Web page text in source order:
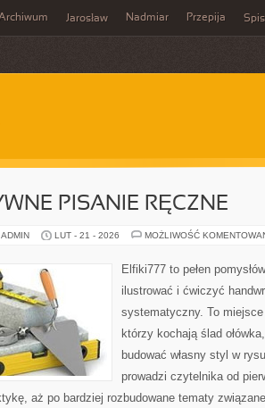
Jarosław Nadmiar Przepija
PISANIE RĘCZNE
LUT - 21 - 2026 MOŻLIWOŚĆ
Elfiki777 to pełen
ilustrować i ćwiczyć
systematyczny. To
którzy kochają ślad
budować własny styl w
prowadzi czytelnika od
aż po bardziej rozbudowane tematy